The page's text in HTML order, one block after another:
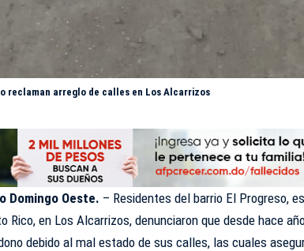
reclaman arreglo de calles en Los Alcarrizos
Domingo Oeste. – Residentes del barrio El Progreso,
Rico, en Los Alcarrizos, denunciaron que desde hace
debido al mal estado de sus calles, las cuales